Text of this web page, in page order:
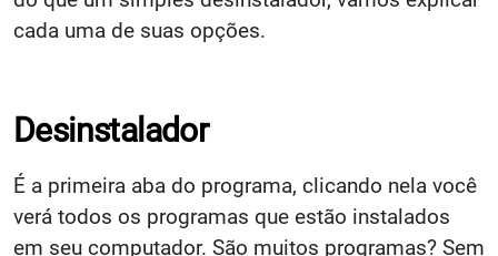
cada uma de suas opções.
Desinstalador
É a primeira aba do programa, clicando nela você
verá todos os programas que estão instalados
em seu computador. São muitos programas? Sem